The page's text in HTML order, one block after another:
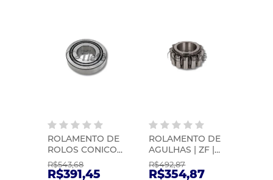
ROLAMENTO DE
ROLOS CONICOS
| ZF | 0501398217
R$543,68
R$391,45
ROLAMENTO DE
AGULHAS | ZF |
0735298254
R$492,87
R$354,87